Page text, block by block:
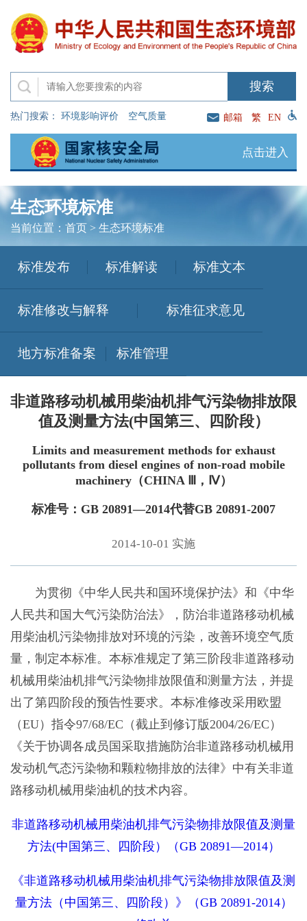
热门搜索： 环境影响评价 空气质量 邮箱 繁 EN
点击进入
生态环境标准
当前位置： 首页> 生态环境标准
标准发布 标准解读 标准文本
标准修改与解释 标准征求意见
地方标准备案 标准管理
非道路移动机械用柴油机排气污染物排放限
值及测量方法(中国第三、四阶段）
Limits and measurement methods for exhaust
pollutants from diesel engines of non-road mobile
machinery（CHINA Ⅲ，Ⅳ）
标准号：GB 20891—2014代替GB 20891-2007
2014-10-01 实施
为贯彻《中华人民共和国环境保护法》和《中华
人民共和国大气污染防治法》，防治非道路移动机械
用柴油机污染物排放对环境的污染，改善环境空气质
量，制定本标准。本标准规定了第三阶段非道路移动
机械用柴油机排气污染物排放限值和测量方法，并提
出了第四阶段的预告性要求。本标准修改采用欧盟
（EU）指令97/68/EC（截止到修订版2004/26/EC）
《关于协调各成员国采取措施防治非道路移动机械用
发动机气态污染物和颗粒物排放的法律》中有关非道
路移动机械用柴油机的技术内容。
非道路移动机械用柴油机排气污染物排放限值及测量
方法(中国第三、四阶段）（GB 20891—2014）
《非道路移动机械用柴油机排气污染物排放限值及测
量方法（中国第三、四阶段）》（GB 20891-2014）